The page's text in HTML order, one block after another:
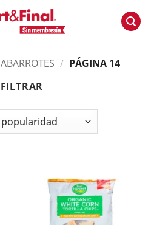
ABARROTES / PÁGINA 14
FILTRAR